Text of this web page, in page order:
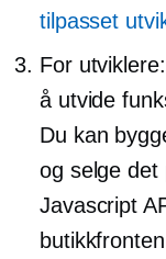
tilpasset
For
å utvide
Du kan
og selge det
Javascript